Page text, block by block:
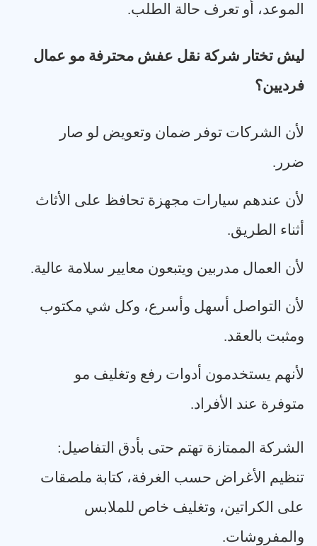
الموعد، أو تعرف حالة الطلب.
ليش تختار شركة نقل عفش محترفة مو عمال
فرديين؟
لأن الشركات توفر ضمان وتعويض لو صار
ضرر .
لأن عندهم سيارات مجهزة تحافظ على الأثاث
أثناء الطريق.
لأن العمال مدربين ويتبعون معايير سلامة عالية.
لأن التواصل أسهل وأسرع، وكل شي مكتوب
ومثبت بالعقد.
لأنهم يستخدمون أدوات رفع وتغليف مو
متوفرة عند الأفراد.
الشركة الممتازة تهتم حتى بأدق التفاصيل:
تنظيم الأغراض حسب الغرفة، كتابة ملصقات
على الكراتين، وتغليف خاص للملابس
والمفروشات.